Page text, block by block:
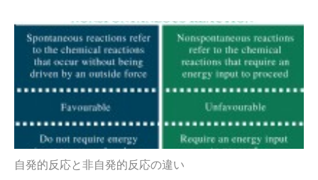
自発的反応と非自発的反応の違い